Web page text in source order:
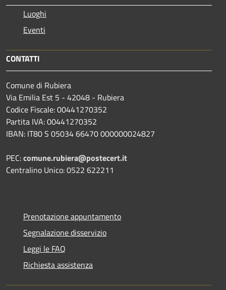
Luoghi
Eventi
CONTATTI
Comune di Rubiera
Via Emilia Est 5 - 42048 - Rubiera
Codice Fiscale: 00441270352
Partita IVA: 00441270352
IBAN: IT80 S 05034 66470 000000024827
PEC:comune.rubiera@postecert.it
Centralino Unico: 0522 622211
Prenotazione appuntamento
Segnalazione disservizio
Leggi le FAQ
Richiesta assistenza